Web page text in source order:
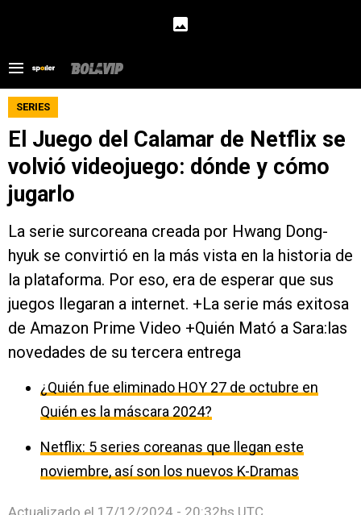
SERIES
El Juego del Calamar de Netflix se
volvió videojuego: dónde y cómo
jugarlo
La serie surcoreana creada por Hwang Dong-
hyuk se convirtió en la más vista en la historia de
la plataforma. Por eso, era de esperar que sus
juegos llegaran a internet. +La serie más exitosa
de Amazon Prime Video +Quién Mató a Sara:las
novedades de su tercera entrega
¿Quién fue eliminado HOY 27 de octubre en
Quién es la máscara 2024?
Netflix: 5 series coreanas que llegan este
noviembre, así son los nuevos K-Dramas
Actualizado el 17/12/2024 - 20:32hs UTC